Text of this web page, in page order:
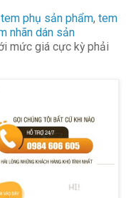
tem phụ sản phẩm, tem
nhãn dán sản
mức giá cực kỳ phải